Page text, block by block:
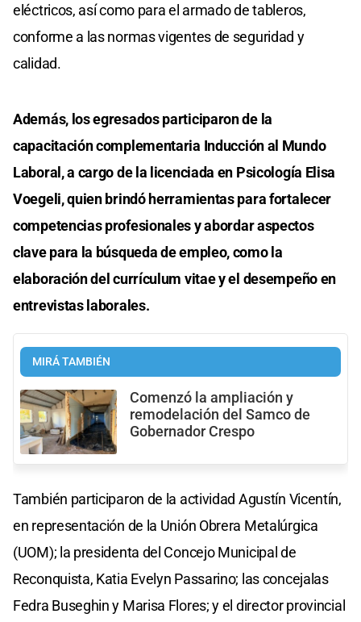
eléctricos, así como para el armado de tableros,
conforme a las normas vigentes de seguridad y
calidad.
Además, los egresados participaron de la
capacitación complementaria Inducción al Mundo
Laboral, a cargo de la licenciada en Psicología Elisa
Voegeli, quien brindó herramientas para fortalecer
competencias profesionales y abordar aspectos
clave para la búsqueda de empleo, como la
elaboración del currículum vitae y el desempeño en
entrevistas laborales.
MIRÁ TAMBIÉN
Comenzó la ampliación y
remodelación del Samco de
Gobernador Crespo
También participaron de la actividad Agustín Vicentín,
en representación de la Unión Obrera Metalúrgica
(UOM); la presidenta del Concejo Municipal de
Reconquista, Katia Evelyn Passarino; las concejalas
Fedra Buseghin y Marisa Flores; y el director provincial